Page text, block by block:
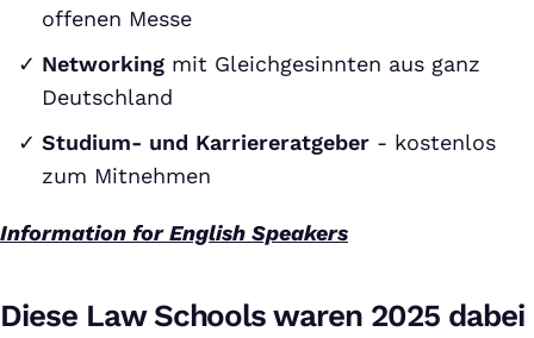
offenen Messe
Networking mit Gleichgesinnten aus ganz
Deutschland
Studium- und Karriereratgeber - kostenlos
zum Mitnehmen
Information for English Speakers
Diese Law Schools waren 2025 dabei